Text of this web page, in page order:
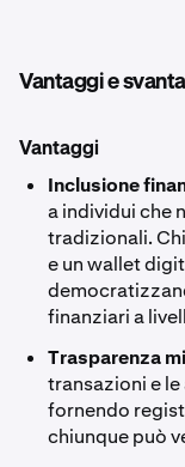
Vantaggi e
Vantaggi
Inclusione
a individui che
tradizionali.
e un wallet
finanziari a
Trasparenza
transazioni e
fornendo
chiunque può